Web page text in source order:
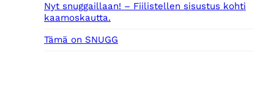
Nyt snuggaillaan! – Fiilistellen sisustus kohti
kaamoskautta.
Tämä on SNUGG